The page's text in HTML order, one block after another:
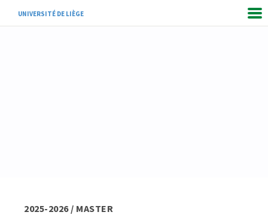
UNIVERSITÉ DE LIÈGE
2025-2026 / MASTER